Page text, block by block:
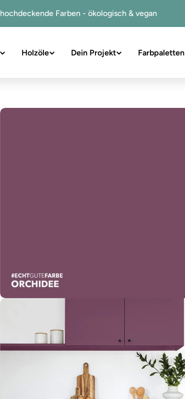
hochdeckende Farben - ökologisch & vegan
Holzöle Dein Projekt Farbpaletten
suchen